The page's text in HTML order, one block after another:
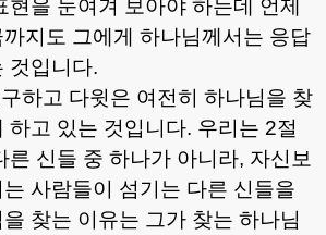
현을 눈여겨 보아야 하는데 언제
지도 그에게 하나님께서는 응답
것입니다.
하고 다윗은 여전히 하나님을 찾
하고 있는 것입니다. 우리는 2절
른 신들 중 하나가 아니라, 자신보
사람들이 섬기는 다른 신들을
찾는 이유는 그가 찾는 하나님